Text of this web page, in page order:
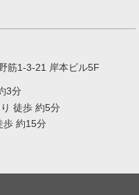
筋1-3-21 岸本ビル5F
3分
徒歩 約5分
歩 約15分